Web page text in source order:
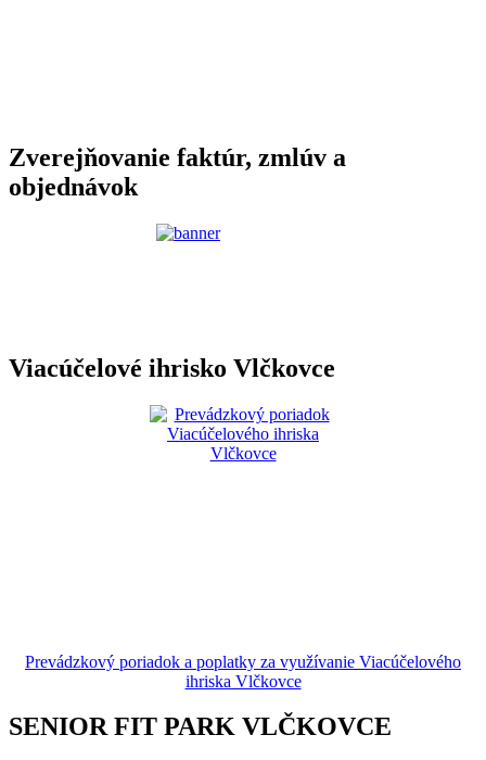
Zverejňovanie faktúr, zmlúv a
objednávok
Viacúčelové ihrisko Vlčkovce
Prevádzkový poriadok a poplatky za využívanie Viacúčelového
ihriska Vlčkovce
SENIOR FIT PARK VLČKOVCE